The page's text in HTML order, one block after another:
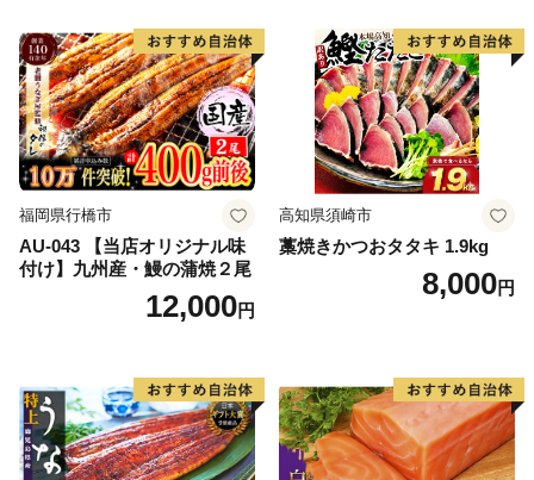
福岡県行橋市
AU-043 【当店オリジナル味
付け】九州産・鰻の蒲焼２尾
12,000円
高知県須崎市
藁焼きかつおタタキ 1.9kg
8,000円